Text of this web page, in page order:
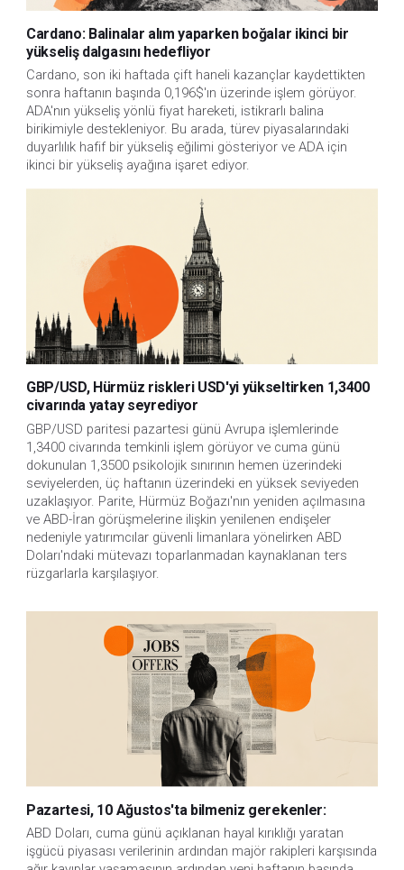
Cardano: Balinalar alım yaparken boğalar ikinci bir
yükseliş dalgasını hedefliyor
Cardano, son iki haftada çift haneli kazançlar kaydettikten
sonra haftanın başında 0,196$'ın üzerinde işlem görüyor.
ADA'nın yükseliş yönlü fiyat hareketi, istikrarlı balina
birikimiyle destekleniyor. Bu arada, türev piyasalarındaki
duyarlılık hafif bir yükseliş eğilimi gösteriyor ve ADA için
ikinci bir yükseliş ayağına işaret ediyor.
GBP/USD, Hürmüz riskleri USD'yi yükseltirken 1,3400
civarında yatay seyrediyor
GBP/USD paritesi pazartesi günü Avrupa işlemlerinde
1,3400 civarında temkinli işlem görüyor ve cuma günü
dokunulan 1,3500 psikolojik sınırının hemen üzerindeki
seviyelerden, üç haftanın üzerindeki en yüksek seviyeden
uzaklaşıyor. Parite, Hürmüz Boğazı'nın yeniden açılmasına
ve ABD-İran görüşmelerine ilişkin yenilenen endişeler
nedeniyle yatırımcılar güvenli limanlara yönelirken ABD
Doları'ndaki mütevazı toparlanmadan kaynaklanan ters
rüzgarlarla karşılaşıyor.
Pazartesi, 10 Ağustos'ta bilmeniz gerekenler:
ABD Doları, cuma günü açıklanan hayal kırıklığı yaratan
işgücü piyasası verilerinin ardından majör rakipleri karşısında